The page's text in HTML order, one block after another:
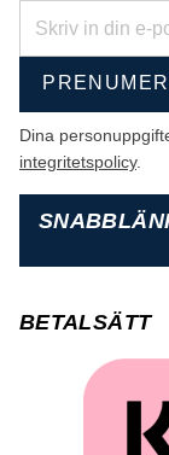
Dina
integritetspolicy.
BETALSÄTT